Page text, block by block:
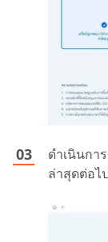
ดำเนินกา
ล่าสุดต่อไ